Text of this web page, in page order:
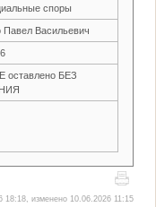
споры
Павел Васильевич
БЕЗ
18:18, изменено 10.06.2026 11:15